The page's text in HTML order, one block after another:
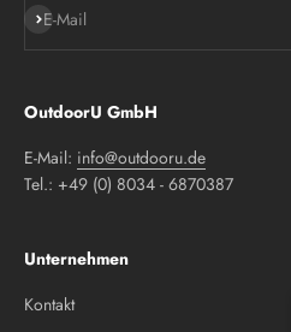
E-Mail
Abonnieren
OutdoorU GmbH
E-Mail: info@outdooru.de
Tel.: +49 (0) 8034 - 6870387
Unternehmen
Kontakt